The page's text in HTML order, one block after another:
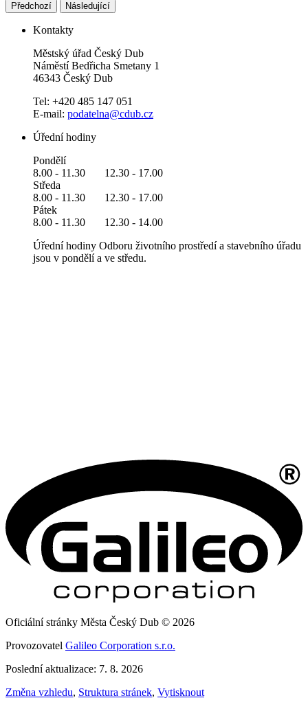
Předchozí Následující
Kontakty
Městský úřad Český Dub
Náměstí Bedřicha Smetany 1
46343 Český Dub
Tel: +420 485 147 051
E-mail: podatelna@cdub.cz
Úřední hodiny
Pondělí
8.00 - 11.30 12.30 - 17.00
Středa
8.00 - 11.30 12.30 - 17.00
Pátek
8.00 - 11.30 12.30 - 14.00
Úřední hodiny Odboru životního prostředí a stavebního úřadu
jsou v pondělí a ve středu.
Oficiální stránky Města Český Dub © 2026
Provozovatel Galileo Corporation s.r.o.
Poslední aktualizace: 7. 8. 2026
Změna vzhledu, Struktura stránek, Vytisknout